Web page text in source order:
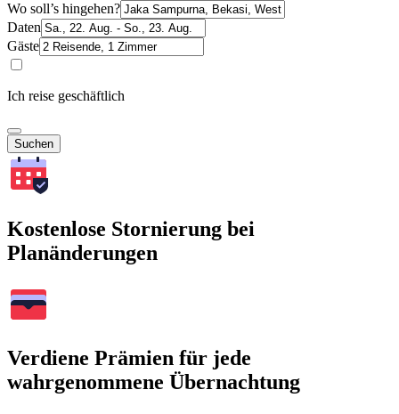
Wo soll’s hingehen?
Daten
Gäste
Ich reise geschäftlich
Suchen
Kostenlose Stornierung bei
Planänderungen
Verdiene Prämien für jede
wahrgenommene Übernachtung